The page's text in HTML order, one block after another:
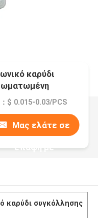
καρύδι
$ 0.015-0.03/PCS
Μας ελάτε σε
επαφή με
καρύδι συγκόλλησης